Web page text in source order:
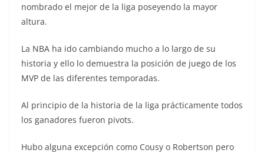
nombrado el mejor de la liga poseyendo la mayor
altura.
La NBA ha ido cambiando mucho a lo largo de su
historia y ello lo demuestra la posición de juego de los
MVP de las diferentes temporadas.
Al principio de la historia de la liga prácticamente todos
los ganadores fueron pivots.
Hubo alguna excepción como Cousy o Robertson pero